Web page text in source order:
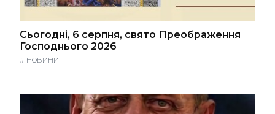
Сьогодні, 6 серпня, свято Преображення
Господнього 2026
# НОВИНИ